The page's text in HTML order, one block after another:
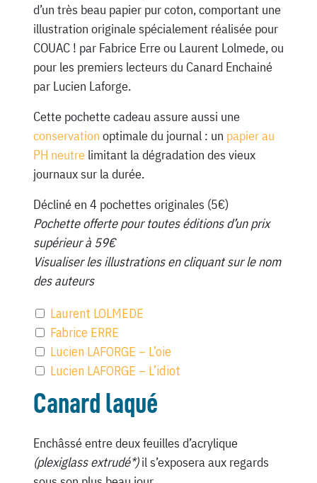
d’un très beau papier pur coton, comportant une
illustration originale spécialement réalisée pour
COUAC ! par Fabrice Erre ou Laurent Lolmede, ou
pour les premiers lecteurs du Canard Enchainé
par Lucien Laforge.
Cette pochette cadeau assure aussi une
conservation optimale du journal : un papier au
PH neutrelimitant la dégradation des vieux
journaux sur la durée.
Décliné en 4 pochettes originales (5€)
Pochette offerte pour toutes éditions d’un prix
supérieur à 59€
Visualiser les illustrations en cliquant sur le nom
des auteurs
Laurent LOLMEDE
Fabrice ERRE
Lucien LAFORGE – L’oie
Lucien LAFORGE – L’idiot
Canard laqué
Enchâssé entre deux feuilles d’acrylique
(plexiglass extrudé*)il s’exposera aux regards